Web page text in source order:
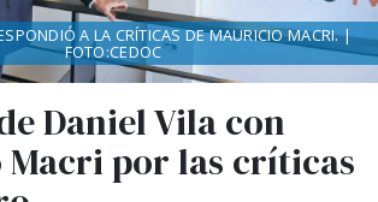
Daniel Vila con
por las críticas
A LA CRÍTICAS DE MAURICIO MACRI. |
FOTO:CEDOC